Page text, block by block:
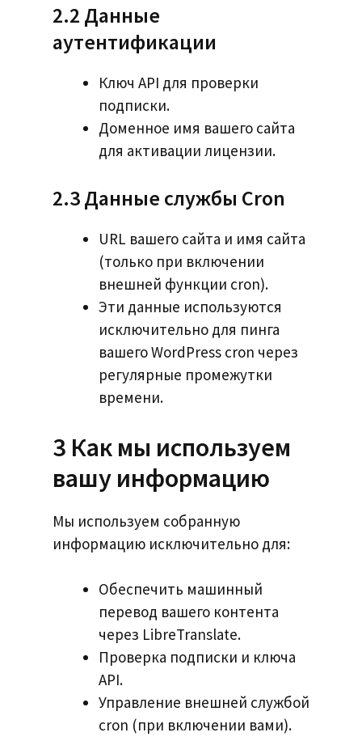
2.2 Данные
аутентификации
Ключ API для проверки
подписки.
Доменное имя вашего сайта
для активации лицензии.
2.3 Данные службы Cron
URL вашего сайта и имя сайта
(только при включении
внешней функции cron).
Эти данные используются
исключительно для пинга
вашего WordPress cron через
регулярные промежутки
времени.
3 Как мы используем
вашу информацию
Мы используем собранную
информацию исключительно для:
Обеспечить машинный
перевод вашего контента
через LibreTranslate.
Проверка подписки и ключа
API.
Управление внешней службой
cron (при включении вами).